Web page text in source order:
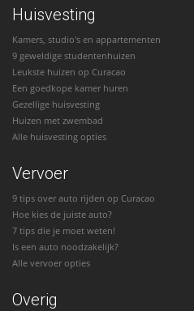
Huisvesting
Kamers, studio's en appartementen
9 geweldige studentenhuizen
Leukste huizen op Curacao
Een goedkope kamer huren
Gezellige huisvesting
Huizen met zwembad
Alle huisvesting opties
Vervoer
9 tips over auto rijden op Curacao
Hoe kies de juiste auto?
7 tips die je moet weten!
Is een auto noodzakelijk?
Alle vervoer opties
Overig